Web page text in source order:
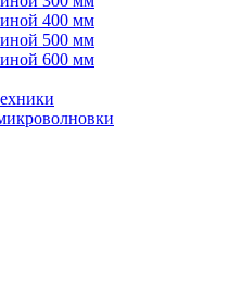
400 мм
500 мм
600 мм